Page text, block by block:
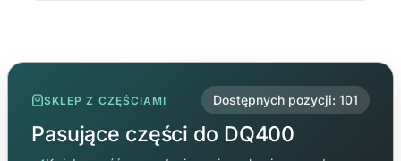
SKLEP Z CZĘŚCIAMI Dostępnych pozycji: 101
Pasujące części do DQ400